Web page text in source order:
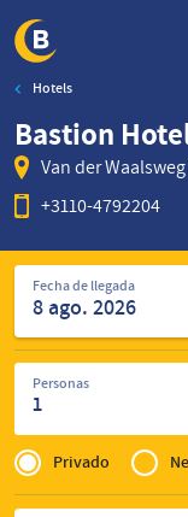
Skip
main
content
Hotels
Bastion
Van der
+3110-4792204
Encuentre
hoteles
Fecha de llegada
Personas
1
Privé
of
Zakelijk
Privado